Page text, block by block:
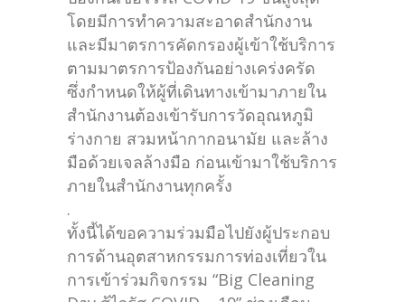
โดยมีการทำความสะอาดสำนักงาน
และมีมาตรการคัดกรองผู้เข้าใช้บริการ
ตามมาตรการป้องกันอย่างเคร่งครัด
ซึ่งกำหนดให้ผู้ที่เดินทางเข้ามาภายใน
สำนักงานต้องเข้ารับการวัดอุณหภูมิ
ร่างกาย สวมหน้ากากอนามัย และล้าง
มือด้วยเจลล้างมือ ก่อนเข้ามาใช้บริการ
ภายในสำนักงานทุกครั้ง
.
ทั้งนี้ได้ขอความร่วมมือไปยังผู้ประกอบ
การด้านอุตสาหกรรมการท่องเที่ยวใน
การเข้าร่วมกิจกรรม “Big Cleaning